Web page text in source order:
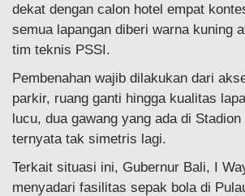
dekat dengan calon hotel empat
semua lapangan diberi warna kuning
tim teknis PSSI.
Pembenahan wajib dilakukan dari
parkir, ruang ganti hingga kualitas
lucu, dua gawang yang ada di Stadion
ternyata tak simetris lagi.
Terkait situasi ini, Gubernur Bali, I
menyadari fasilitas sepak bola di